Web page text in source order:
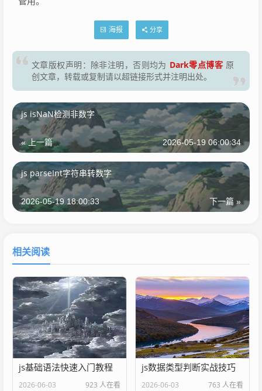
海报 分享
文章版权声明：除非注明，否则均为 Dark零点博客 原
创文章，转载或复制请以超链接形式并注明出处。
js isNaN检测非数字
« 上一篇 2026-05-19 06:00:34
js parseInt字符串转数字
下一篇 »
2026-05-19 18:00:33
相关阅读
js基础语法快速入门教程
2026-06-03 923 人在看
js数据类型判断实战技巧
2026-06-03 763 人在看